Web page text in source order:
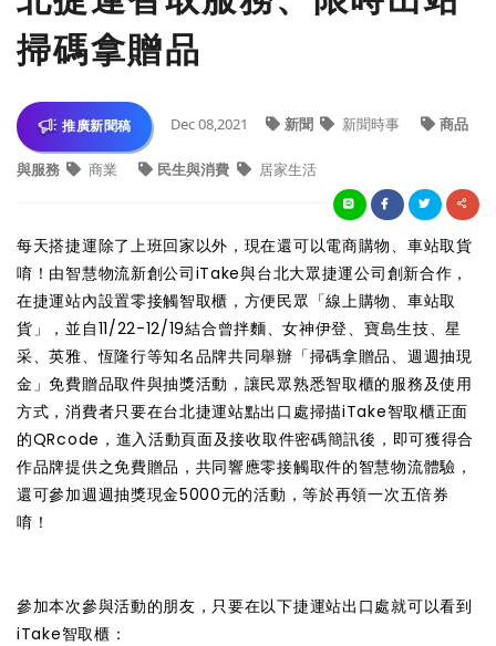
掃碼拿贈品
推廣新聞稿 Dec 08,2021 新聞 新聞時事 商品
與服務 商業 民生與消費 居家生活
每天搭捷運除了上班回家以外，現在還可以電商購物、車站取貨
唷！由智慧物流新創公司iTake與台北大眾捷運公司創新合作，
在捷運站內設置零接觸智取櫃，方便民眾「線上購物、車站取
貨」，並自11/22-12/19結合曾拌麵、女神伊登、寶島生技、星
采、英雅、恆隆行等知名品牌共同舉辦「掃碼拿贈品、週週抽現
金」免費贈品取件與抽獎活動，讓民眾熟悉智取櫃的服務及使用
方式，消費者只要在台北捷運站點出口處掃描iTake智取櫃正面
的QRcode，進入活動頁面及接收取件密碼簡訊後，即可獲得合
作品牌提供之免費贈品，共同響應零接觸取件的智慧物流體驗，
還可參加週週抽獎現金5000元的活動，等於再領一次五倍券
唷！
參加本次參與活動的朋友，只要在以下捷運站出口處就可以看到
iTake智取櫃：